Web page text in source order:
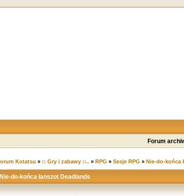
Forum
Kotatsu » :: Gry i zabawy ::..» RPG » Sesje RPG » Nie-do-końca
Nie-do-końca łanszot Deadlands